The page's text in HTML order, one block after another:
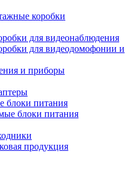
коробки
для видеонаблюдения
для видеодомофонии и
и приборы
блоки питания
блоки питания
продукция